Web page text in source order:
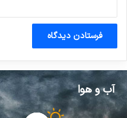
آب و هوا